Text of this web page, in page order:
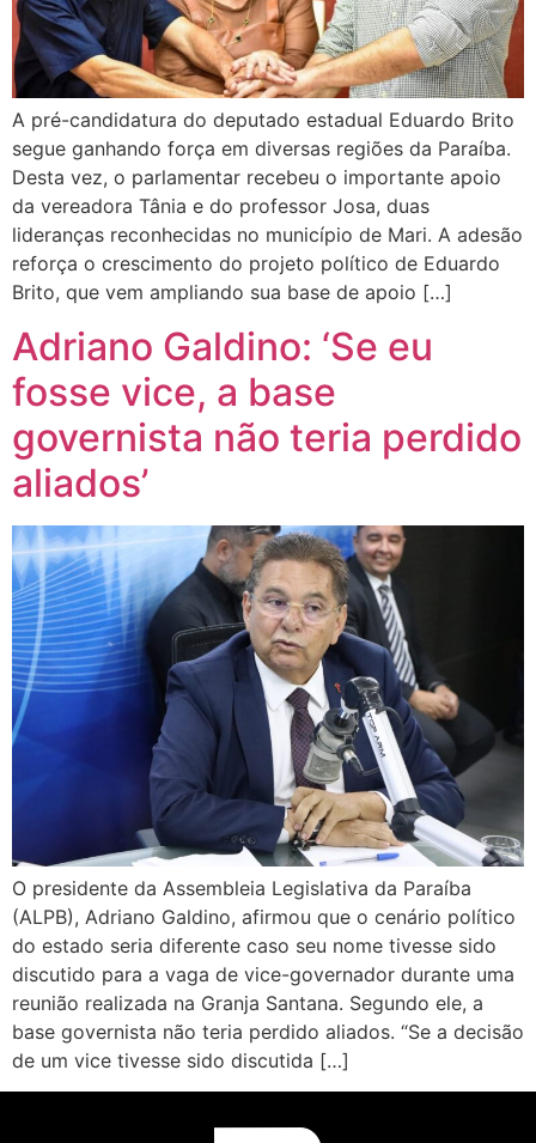
A pré-candidatura do deputado estadual Eduardo Brito
segue ganhando força em diversas regiões da Paraíba.
Desta vez, o parlamentar recebeu o importante apoio
da vereadora Tânia e do professor Josa, duas
lideranças reconhecidas no município de Mari. A adesão
reforça o crescimento do projeto político de Eduardo
Brito, que vem ampliando sua base de apoio […]
Adriano Galdino: ‘Se eu
fosse vice, a base
governista não teria perdido
aliados’
O presidente da Assembleia Legislativa da Paraíba
(ALPB), Adriano Galdino, afirmou que o cenário político
do estado seria diferente caso seu nome tivesse sido
discutido para a vaga de vice-governador durante uma
reunião realizada na Granja Santana. Segundo ele, a
base governista não teria perdido aliados. “Se a decisão
de um vice tivesse sido discutida […]